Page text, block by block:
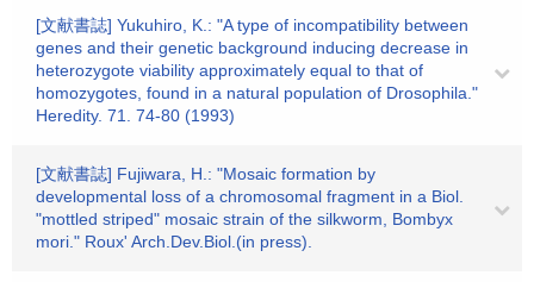
[文献書誌] Yukuhiro, K.: "A type of incompatibility between
genes and their genetic background inducing decrease in
heterozygote viability approximately equal to that of
homozygotes, found in a natural population of Drosophila."
Heredity. 71. 74-80 (1993)
[文献書誌] Fujiwara, H.: "Mosaic formation by
developmental loss of a chromosomal fragment in a Biol.
"mottled striped" mosaic strain of the silkworm, Bombyx
mori." Roux' Arch.Dev.Biol.(in press).